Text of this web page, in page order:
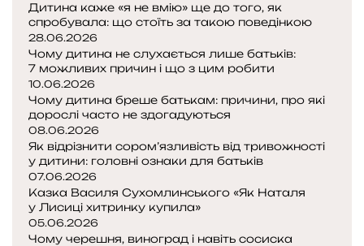
Дитина каже «я не вмію» ще до того, як
спробувала: що стоїть за такою поведінкою
28.06.2026
Чому дитина не слухається лише батьків:
7 можливих причин і що з цим робити
10.06.2026
Чому дитина бреше батькам: причини, про які
дорослі часто не здогадуються
08.06.2026
Як відрізнити сором’язливість від тривожності
у дитини: головні ознаки для батьків
07.06.2026
Казка Василя Сухомлинського «Як Наталя
у Лисиці хитринку купила»
05.06.2026
Чому черешня, виноград і навіть сосиска